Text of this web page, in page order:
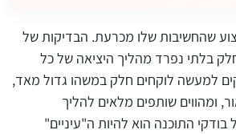
שהחשיבות שלו מכרעת. הבדיקות של
בלתי נפרד מהליך היציאה של כל
למעשה לוקחים חלק במשהו גדול מאד,
ומהווים שותפים מלאים להליך
בודקי התוכנה הוא להיות ה"עיניים"